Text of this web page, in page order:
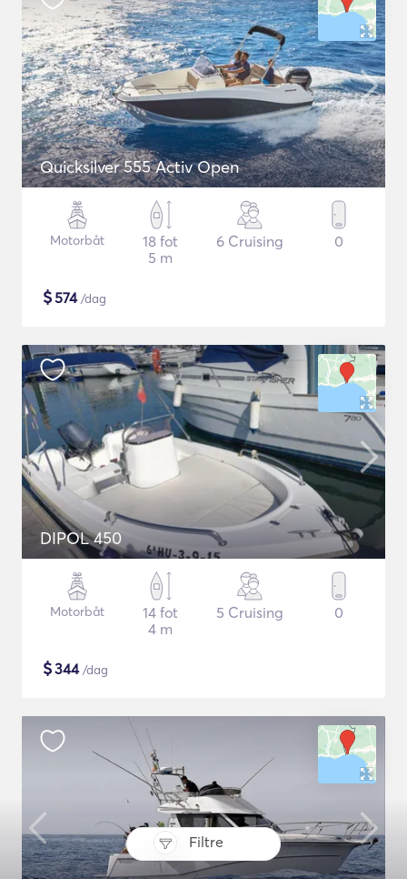
Filtre
Quicksilver 555 Activ Open
Motorbåt
18 fot
5 m
6 Cruising 0
$574/dag
DIPOL 450
Motorbåt
14 fot
4 m
5 Cruising 0
$344/dag